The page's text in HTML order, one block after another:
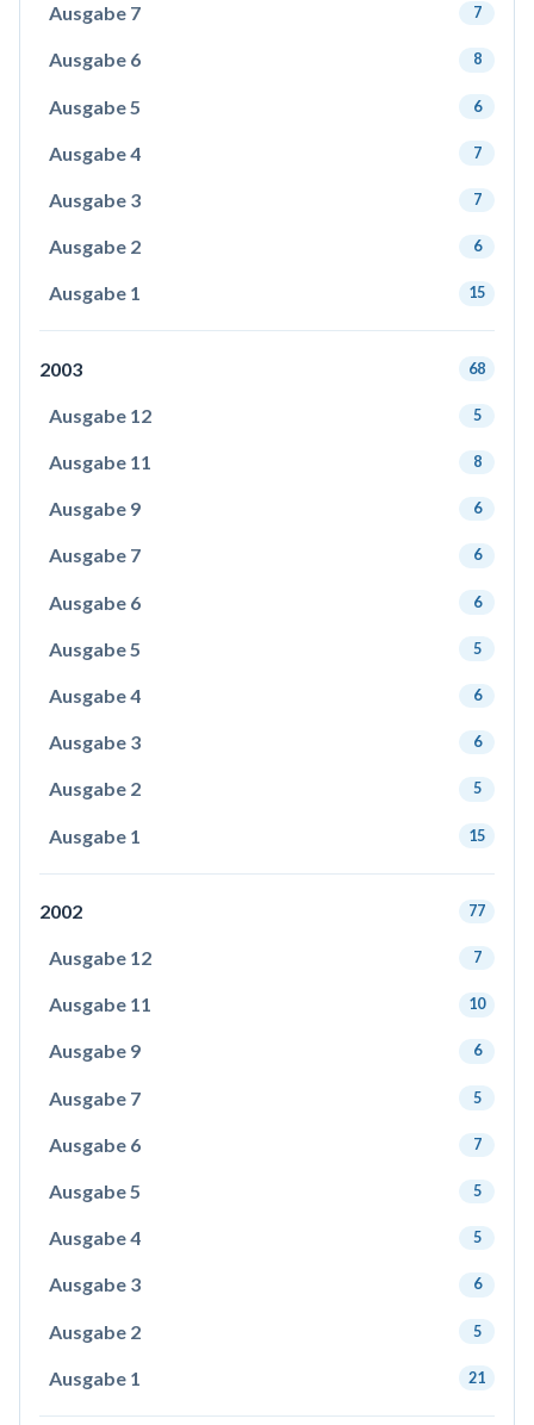
Ausgabe 7 7
Ausgabe 6 8
Ausgabe 5 6
Ausgabe 4 7
Ausgabe 3 7
Ausgabe 2 6
Ausgabe 1 15
2003 68
Ausgabe 12 5
Ausgabe 11 8
Ausgabe 9 6
Ausgabe 7 6
Ausgabe 6 6
Ausgabe 5 5
Ausgabe 4 6
Ausgabe 3 6
Ausgabe 2 5
Ausgabe 1 15
2002 77
Ausgabe 12 7
Ausgabe 11 10
Ausgabe 9 6
Ausgabe 7 5
Ausgabe 6 7
Ausgabe 5 5
Ausgabe 4 5
Ausgabe 3 6
Ausgabe 2 5
Ausgabe 1 21